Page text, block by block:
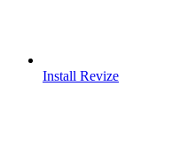
Install Revize